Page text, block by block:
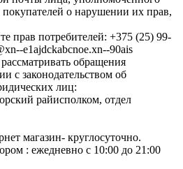
покупателей о нарушении их прав,
прав потребителей: +375 (25) 99-
e1ajdckabcnoe.xn--90ais
обращения
с законодательством об
лиц:
райисполком, отдел
магазин- круглосуточно.
: ежедневно с 10:00 до 21:00